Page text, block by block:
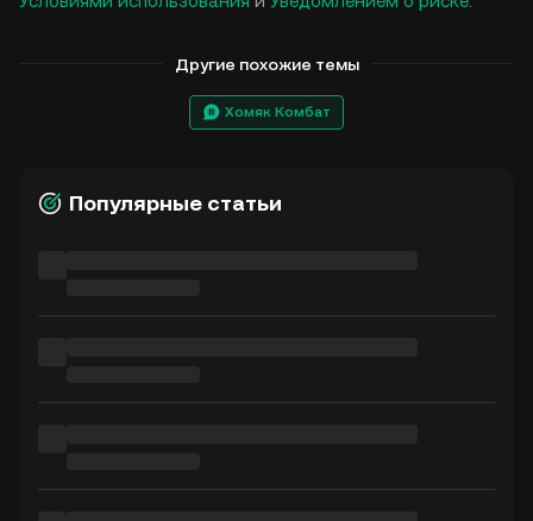
Другие похожие темы
Хомяк Комбат
Популярные статьи